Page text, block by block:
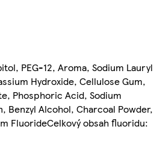
PEG-12, Aroma, Sodium Lauryl
Hydroxide, Cellulose Gum,
Phosphoric Acid, Sodium
Benzyl Alcohol, Charcoal Powder,
FluorideCelkový obsah fluoridu: